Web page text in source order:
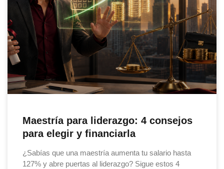
Maestría para liderazgo: 4 consejos
para elegir y financiarla
¿Sabías que una maestría aumenta tu salario hasta
127% y abre puertas al liderazgo? Sigue estos 4